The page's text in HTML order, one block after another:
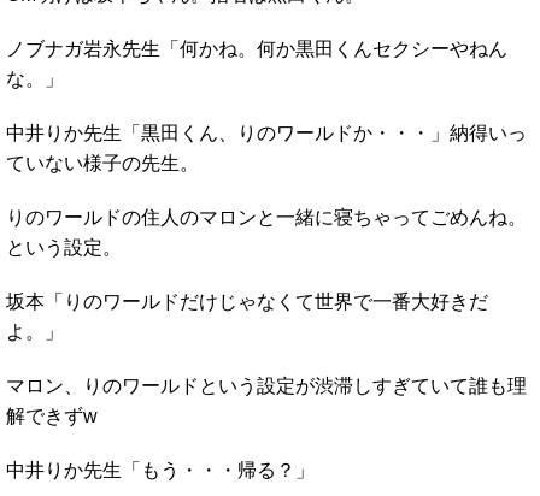
ノブナガ岩永先生「何かね。何か黒田くんセクシーやねん
な。」
中井りか先生「黒田くん、りのワールドか・・・」納得いっ
ていない様子の先生。
りのワールドの住人のマロンと一緒に寝ちゃってごめんね。
という設定。
坂本「りのワールドだけじゃなくて世界で一番大好きだ
よ。」
マロン、りのワールドという設定が渋滞しすぎていて誰も理
解できずw
中井りか先生「もう・・・帰る？」